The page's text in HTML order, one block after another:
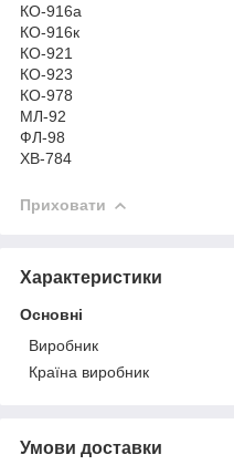
КО-916а
КО-916к
КО-921
КО-923
КО-978
МЛ-92
ФЛ-98
ХВ-784
Приховати
Характеристики
Основні
Виробник
Країна виробник
Умови доставки